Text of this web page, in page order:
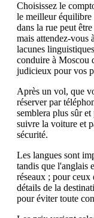
Choisissez le
le meilleur équilibre
dans la rue peut
mais attendez-vous
lacunes
conduire à Moscou
judicieux pour vos
Après un vol, que
réserver par
semblera plus sûr
suivre la voiture et
sécurité.
Les langues sont
tandis que l'anglais
réseaux ; pour ceux
détails de la
pour éviter toute